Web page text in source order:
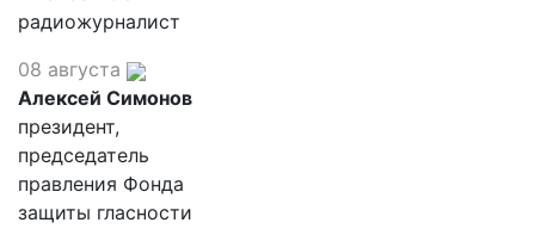
радиожурналист
08 августа
Алексей Симонов
президент,
председатель
правления Фонда
защиты гласности